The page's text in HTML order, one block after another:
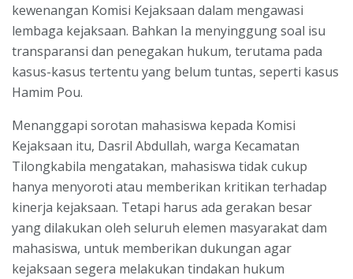
kewenangan Komisi Kejaksaan dalam mengawasi
lembaga kejaksaan. Bahkan Ia menyinggung soal isu
transparansi dan penegakan hukum, terutama pada
kasus-kasus tertentu yang belum tuntas, seperti kasus
Hamim Pou.
Menanggapi sorotan mahasiswa kepada Komisi
Kejaksaan itu, Dasril Abdullah, warga Kecamatan
Tilongkabila mengatakan, mahasiswa tidak cukup
hanya menyoroti atau memberikan kritikan terhadap
kinerja kejaksaan. Tetapi harus ada gerakan besar
yang dilakukan oleh seluruh elemen masyarakat dam
mahasiswa, untuk memberikan dukungan agar
kejaksaan segera melakukan tindakan hukum